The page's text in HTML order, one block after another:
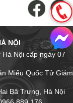
NỘI
Nội cấp ngày 07
Miếu Quốc Tử Giám
Bà Trưng, Hà Nội